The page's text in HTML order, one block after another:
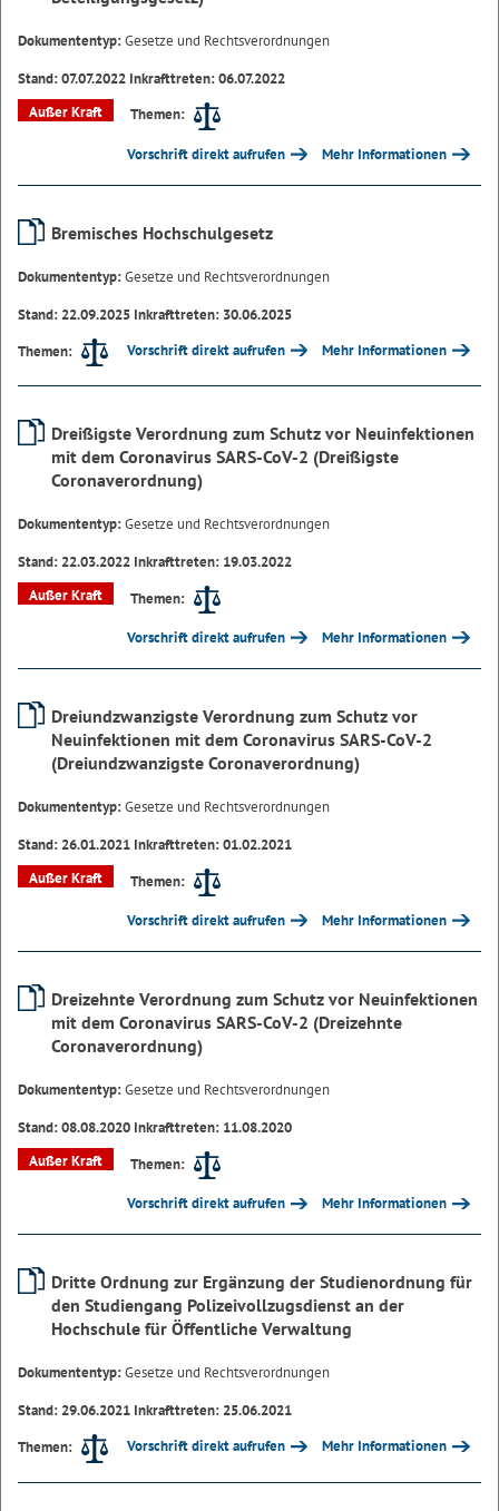
Dokumententyp:Gesetze und Rechtsverordnungen
Stand: 07.07.2022 Inkrafttreten: 06.07.2022
Außer Kraft
Themen:
Vorschrift direkt aufrufen Mehr Informationen
Bremisches Hochschulgesetz
Dokumententyp:Gesetze und Rechtsverordnungen
Stand: 22.09.2025 Inkrafttreten: 30.06.2025
Themen:
Vorschrift direkt aufrufen Mehr Informationen
Dreißigste Verordnung zum Schutz vor Neuinfektionen
mit dem Coronavirus SARS-CoV-2 (Dreißigste
Coronaverordnung)
Dokumententyp:Gesetze und Rechtsverordnungen
Stand: 22.03.2022 Inkrafttreten: 19.03.2022
Außer Kraft
Themen:
Vorschrift direkt aufrufen Mehr Informationen
Dreiundzwanzigste Verordnung zum Schutz vor
Neuinfektionen mit dem Coronavirus SARS-CoV-2
(Dreiundzwanzigste Coronaverordnung)
Dokumententyp:Gesetze und Rechtsverordnungen
Stand: 26.01.2021 Inkrafttreten: 01.02.2021
Außer Kraft
Themen:
Vorschrift direkt aufrufen Mehr Informationen
Dreizehnte Verordnung zum Schutz vor Neuinfektionen
mit dem Coronavirus SARS-CoV-2 (Dreizehnte
Coronaverordnung)
Dokumententyp:Gesetze und Rechtsverordnungen
Stand: 08.08.2020 Inkrafttreten: 11.08.2020
Außer Kraft
Themen:
Vorschrift direkt aufrufen Mehr Informationen
Dritte Ordnung zur Ergänzung der Studienordnung für
den Studiengang Polizeivollzugsdienst an der
Hochschule für Öffentliche Verwaltung
Dokumententyp:Gesetze und Rechtsverordnungen
Stand: 29.06.2021 Inkrafttreten: 25.06.2021
Themen:
Vorschrift direkt aufrufen Mehr Informationen